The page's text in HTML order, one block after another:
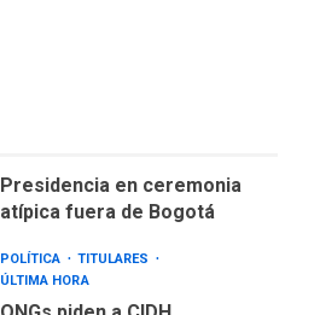
Presidencia en ceremonia
atípica fuera de Bogotá
POLÍTICA
TITULARES
ÚLTIMA HORA